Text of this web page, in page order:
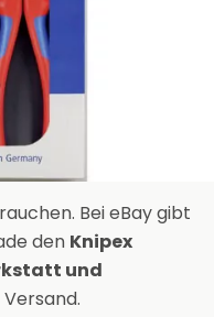
Bei eBay gibt
den Knipex
und